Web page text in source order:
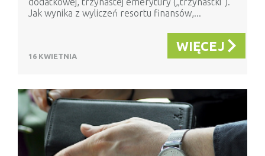
Jak wynika z wyliczeń resortu finansów,...
16 KWIETNIA
WIĘCEJ